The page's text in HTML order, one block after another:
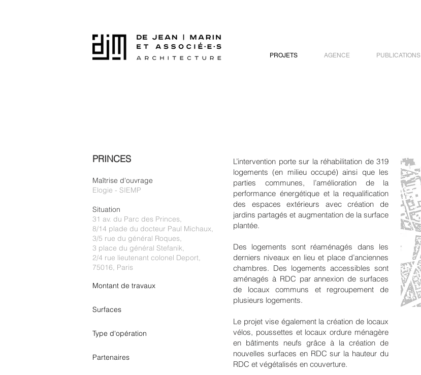
PROJETS AGENCE PUBLICATIONS
PRINCES
Maîtrise d'ouvrage
Elogie - SIEMP
Situation
31 av. du Parc des Princes,
8/14 plade du docteur Paul Michaux,
3/5 rue du général Roques,
3 place du général Stefanik,
2/4 rue lieutenant colonel Deport,
75016, Paris
Montant de travaux
Surfaces
Type d'opération
Partenaires
L’intervention porte sur la réhabilitation de 319
logements (en milieu occupé) ainsi que les
parties communes, l’amélioration de la
performance énergétique et la requalification
des espaces extérieurs avec création de
jardins partagés et augmentation de la surface
plantée.
Des logements sont réaménagés dans les
derniers niveaux en lieu et place d’anciennes
chambres. Des logements accessibles sont
aménagés à RDC par annexion de surfaces
de locaux communs et regroupement de
plusieurs logements.
Le projet vise également la création de locaux
vélos, poussettes et locaux ordure ménagère
en bâtiments neufs grâce à la création de
nouvelles surfaces en RDC sur la hauteur du
RDC et végétalisés en couverture.